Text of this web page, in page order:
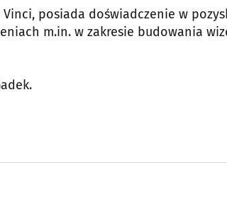
posiada doświadczenie w
m.in. w zakresie budowania